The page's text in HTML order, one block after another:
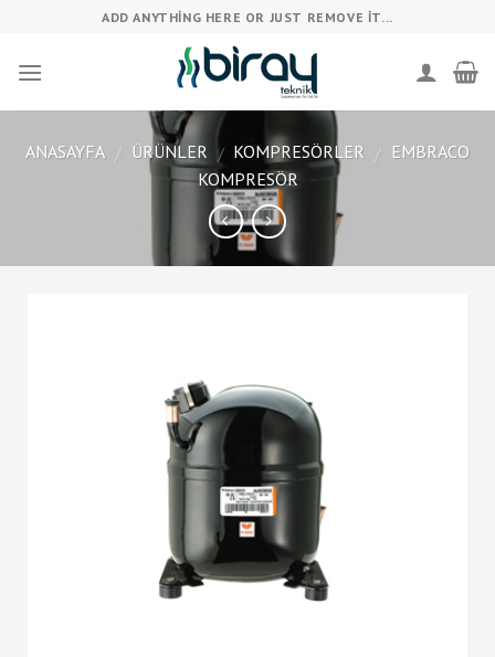
content
ADD ANYTHING HERE OR JUST REMOVE IT...
ANASAYFA / ÜRÜNLER / KOMPRESÖRLER / EMBRACO
KOMPRESÖR